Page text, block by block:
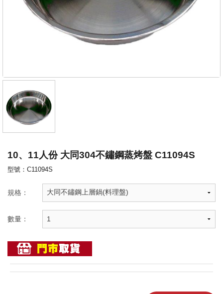
10、11人份 大同304不鏽鋼蒸烤盤 C11094S
型號：C11094S
規格：
數量：